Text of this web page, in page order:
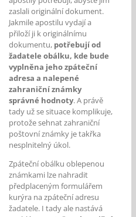
zaslali originální dokument.
Jakmile apostilu vydají a
přiloží ji k originálnímu
dokumentu, potřebují od
žadatele obálku, kde bude
vyplněna jeho zpáteční
adresa a nalepené
zahraniční známky
správné hodnoty. A právě
tady už se situace komplikuje,
protože sehnat zahraniční
poštovní známky je takřka
nesplnitelný úkol.
Zpáteční obálku oblepenou
známkami lze nahradit
předplaceným formulářem
kurýra na zpáteční adresu
žadatele. I tady ale nastává